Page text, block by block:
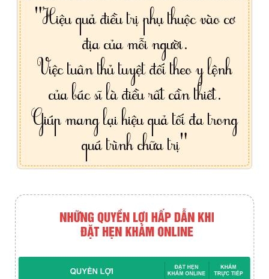
"Hiệu quả điều trị phụ thuộc vào cơ
địa của mỗi người.
Việc tuân thủ tuyệt đối theo y lệnh
của bác sĩ là điều rất cần thiết.
Giúp mang lại hiệu quả tối đa trong
quá trình chữa trị"